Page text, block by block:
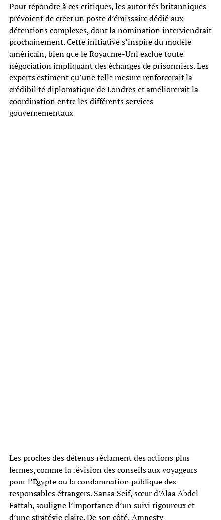
Pour répondre à ces critiques, les autorités britanniques
prévoient de créer un poste d’émissaire dédié aux
détentions complexes, dont la nomination interviendrait
prochainement. Cette initiative s’inspire du modèle
américain, bien que le Royaume-Uni exclue toute
négociation impliquant des échanges de prisonniers. Les
experts estiment qu’une telle mesure renforcerait la
crédibilité diplomatique de Londres et améliorerait la
coordination entre les différents services
gouvernementaux.
Les proches des détenus réclament des actions plus
fermes, comme la révision des conseils aux voyageurs
pour l’Égypte ou la condamnation publique des
responsables étrangers. Sanaa Seif, sœur d’Alaa Abdel
Fattah, souligne l’importance d’un suivi rigoureux et
d’une stratégie claire. De son côté, Amnesty